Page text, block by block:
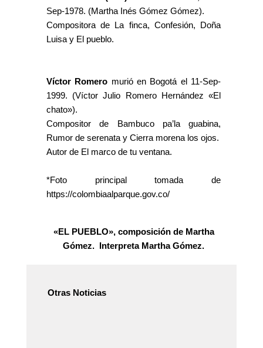
Sep-1978. (Martha Inés Gómez Gómez).
Compositora de La finca, Confesión, Doña
Luisa y El pueblo.
Víctor Romero murió en Bogotá el 11-Sep-
1999. (Víctor Julio Romero Hernández «El
chato»).
Compositor de Bambuco pa’la guabina,
Rumor de serenata y Cierra morena los ojos.
Autor de El marco de tu ventana.
*Foto principal tomada de
https://colombiaalparque.gov.co/
«EL PUEBLO», composición de Martha
Gómez. Interpreta Martha Gómez.
Otras Noticias